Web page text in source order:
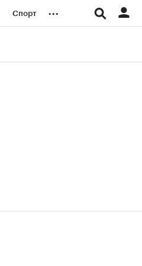
Спорт ...